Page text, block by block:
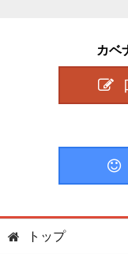
カベ
トップ